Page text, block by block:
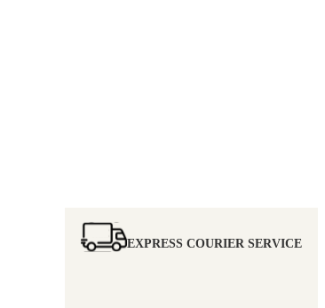
EXPRESS COURIER SERVICE